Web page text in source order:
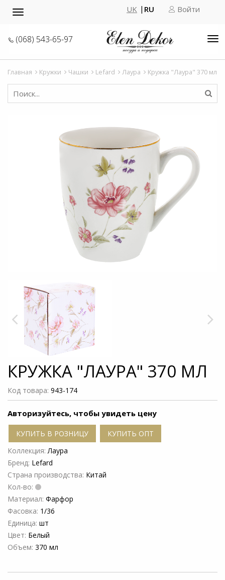
Toggle
UK RU Войти
(068) 543-65-97
Главная Кружки Чашки Lefard Лаура Кружка "Лаура" 370 мл
КРУЖКА "ЛАУРА" 370 МЛ
Код товара: 943-174
Авторизуйтесь, чтобы увидеть цену
КУПИТЬ В РОЗНИЦУ
КУПИТЬ ОПТ
Коллекция: Лаура
Бренд: Lefard
Страна производства: Китай
Кол-во:
Материал: Фарфор
Фасовка: 1/36
Единица: шт
Цвет: Белый
Объем: 370 мл